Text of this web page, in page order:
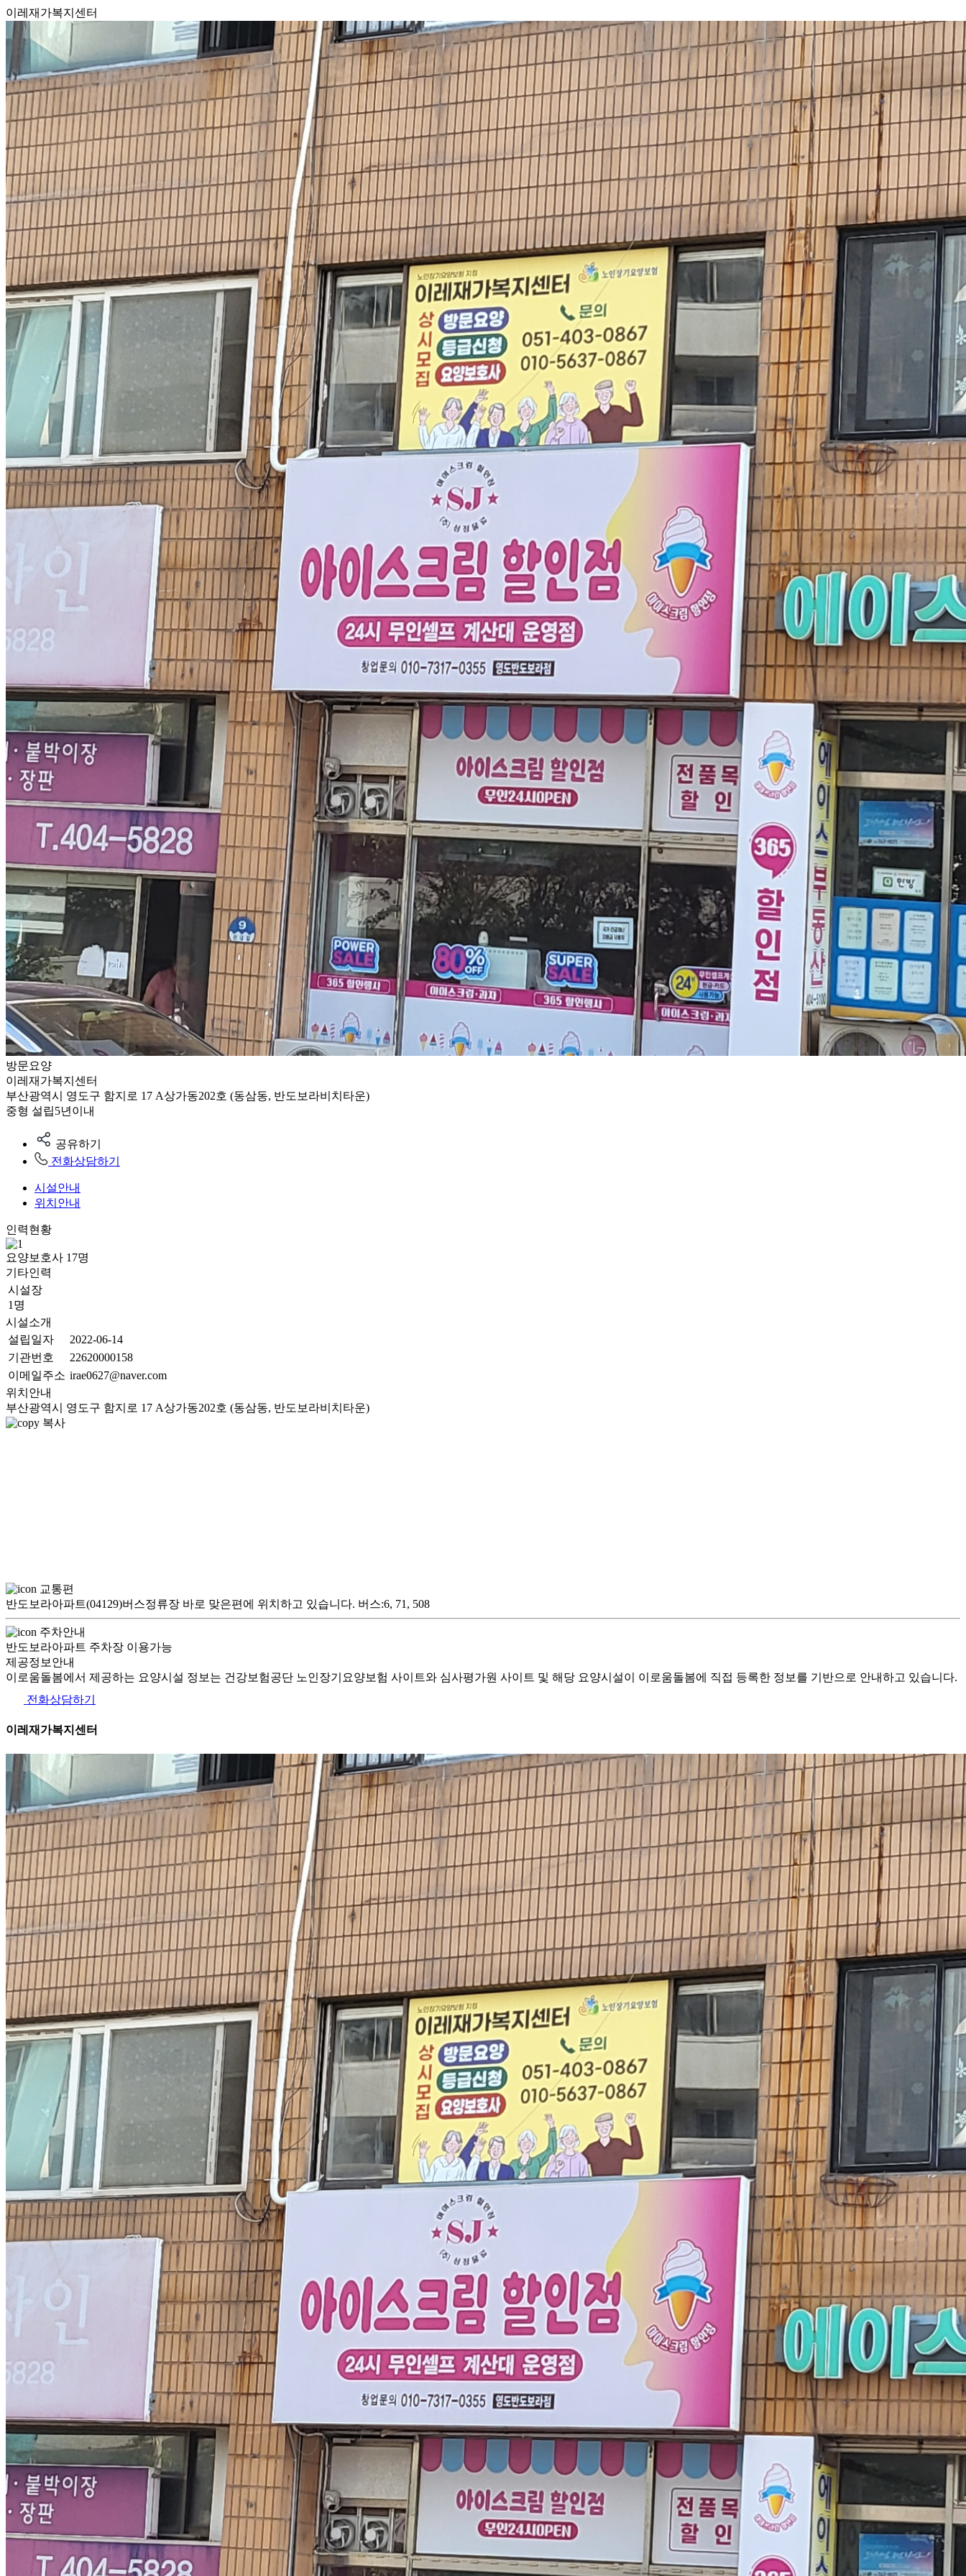
이레재가복지센터
방문요양
이레재가복지센터
부산광역시 영도구 함지로 17 A상가동202호 (동삼동, 반도보라비치타운)
중형 설립5년이내
공유하기
전화상담하기
시설안내
위치안내
인력현황
요양보호사 17명
기타인력
시설장
1명
시설소개
설립일자
2022-06-14
기관번호
22620000158
이메일주소 irae0627@naver.com
위치안내
부산광역시 영도구 함지로 17 A상가동202호 (동삼동, 반도보라비치타운)
복사
교통편
반도보라아파트(04129)버스정류장 바로 맞은편에 위치하고 있습니다. 버스:6, 71, 508
주차안내
반도보라아파트 주차장 이용가능
제공정보안내
이로움돌봄에서 제공하는 요양시설 정보는 건강보험공단 노인장기요양보험 사이트와 심사평가원 사이트 및 해당 요양시설이 이로움돌봄에 직접 등록한 정보를 기반으로 안내하고 있습니다.
전화상담하기
이레재가복지센터